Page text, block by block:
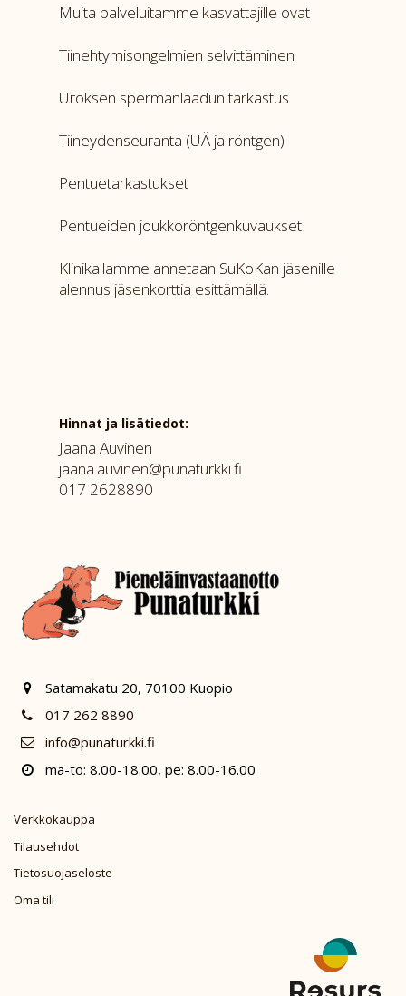
Muita palveluitamme kasvattajille ovat
Tiinehtymisongelmien selvittäminen
Uroksen spermanlaadun tarkastus
Tiineydenseuranta (UÄ ja röntgen)
Pentuetarkastukset
Pentueiden joukkoröntgenkuvaukset
Klinikallamme annetaan SuKoKan jäsenille
alennus jäsenkorttia esittämällä.
Hinnat ja lisätiedot:
Jaana Auvinen
jaana.auvinen@punaturkki.fi
017 2628890
Satamakatu 20, 70100 Kuopio
017 262 8890
info@punaturkki.fi
ma-to: 8.00-18.00, pe: 8.00-16.00
Verkkokauppa
Tilausehdot
Tietosuojaseloste
Oma tili